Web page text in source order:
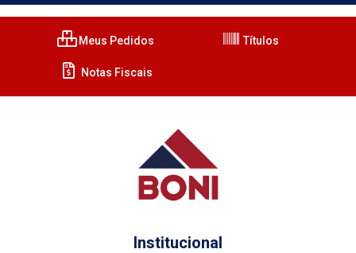
Meus Pedidos Títulos
Notas Fiscais
Institucional